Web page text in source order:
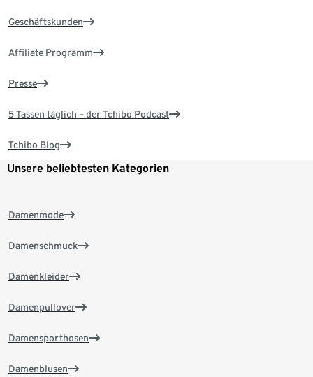
Geschäftskunden
Affiliate Programm
Presse
5 Tassen täglich – der Tchibo Podcast
Tchibo Blog
Unsere beliebtesten Kategorien
Damenmode
Damenschmuck
Damenkleider
Damenpullover
Damensporthosen
Damenblusen